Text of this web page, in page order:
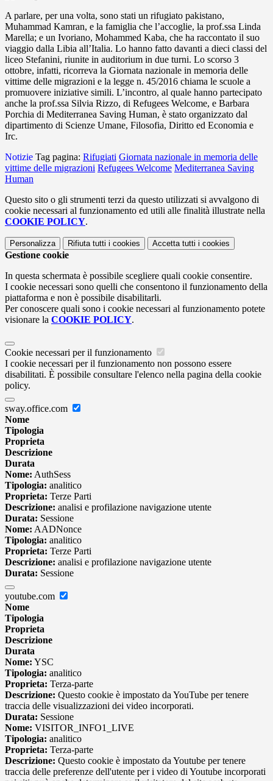
A parlare, per una volta, sono stati un rifugiato pakistano,
Muhammad Kamran, e la famiglia che l’accoglie, la prof.ssa Linda
Marella; e un Ivoriano, Mohammed Kaba, che ha raccontato il suo
viaggio dalla Libia all’Italia. Lo hanno fatto davanti a dieci classi del
liceo Stefanini, riunite in auditorium in due turni. Lo scorso 3
ottobre, infatti, ricorreva la Giornata nazionale in memoria delle
vittime delle migrazioni e la legge n. 45/2016 chiama le scuole a
promuovere iniziative simili. L’incontro, al quale hanno partecipato
anche la prof.ssa Silvia Rizzo, di Refugees Welcome, e Barbara
Porchia di Mediterranea Saving Human, è stato organizzato dal
dipartimento di Scienze Umane, Filosofia, Diritto ed Economia e
Irc.
Notizie Tag pagina: Rifugiati Giornata nazionale in memoria delle
vittime delle migrazioni Refugees Welcome Mediterranea Saving
Human
Questo sito o gli strumenti terzi da questo utilizzati si avvalgono di
cookie necessari al funzionamento ed utili alle finalità illustrate nella
COOKIE POLICY.
Personalizza Rifiuta tutti i cookies Accetta tutti i cookies
Gestione cookie
In questa schermata è possibile scegliere quali cookie consentire.
I cookie necessari sono quelli che consentono il funzionamento della
piattaforma e non è possibile disabilitarli.
Per conoscere quali sono i cookie necessari al funzionamento potete
visionare la COOKIE POLICY.
Cookie necessari per il funzionamento
I cookie necessari per il funzionamento non possono essere
disabilitati. È possibile consultare l'elenco nella pagina della cookie
policy.
sway.office.com
Nome
Tipologia
Proprieta
Descrizione
Durata
Nome: AuthSess
Tipologia: analitico
Proprieta: Terze Parti
Descrizione: analisi e profilazione navigazione utente
Durata: Sessione
Nome: AADNonce
Tipologia: analitico
Proprieta: Terze Parti
Descrizione: analisi e profilazione navigazione utente
Durata: Sessione
youtube.com
Nome
Tipologia
Proprieta
Descrizione
Durata
Nome: YSC
Tipologia: analitico
Proprieta: Terza-parte
Descrizione: Questo cookie è impostato da YouTube per tenere
traccia delle visualizzazioni dei video incorporati.
Durata: Sessione
Nome: VISITOR_INFO1_LIVE
Tipologia: analitico
Proprieta: Terza-parte
Descrizione: Questo cookie è impostato da Youtube per tenere
traccia delle preferenze dell'utente per i video di Youtube incorporati